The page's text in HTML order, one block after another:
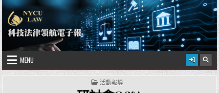
Skip to content 2026 年 8 月 8 日
國立陽明交通大學科技法律學院
MENU
POSTED IN
活動報導